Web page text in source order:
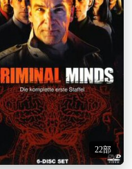
22部